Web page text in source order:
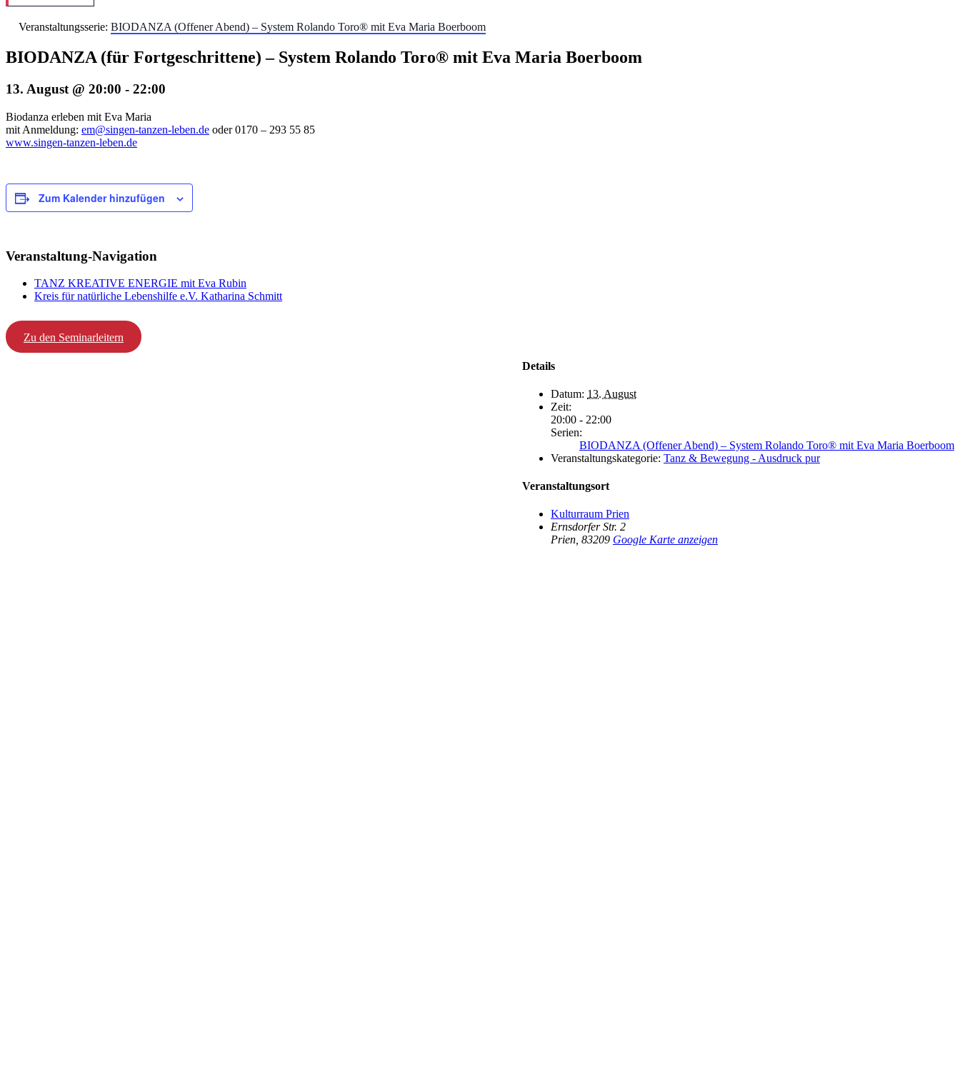
Veranstaltungsserie: BIODANZA (Offener Abend) – System Rolando Toro® mit Eva Maria Boerboom
BIODANZA (für Fortgeschrittene) – System Rolando Toro® mit Eva Maria Boerboom
13. August @ 20:00 - 22:00
Biodanza erleben mit Eva Maria
mit Anmeldung: em@singen-tanzen-leben.de oder 0170 – 293 55 85
www.singen-tanzen-leben.de
Zum Kalender hinzufügen
Veranstaltung-Navigation
TANZ KREATIVE ENERGIE mit Eva Rubin
Kreis für natürliche Lebenshilfe e.V. Katharina Schmitt
Zu den Seminarleitern
Details
Datum: 13. August
Zeit:
20:00 - 22:00
Serien:
BIODANZA (Offener Abend) – System Rolando Toro® mit Eva Maria Boerboom
Veranstaltungskategorie: Tanz & Bewegung - Ausdruck pur
Veranstaltungsort
Kulturraum Prien
Ernsdorfer Str. 2
Prien 83209 Google Karte anzeigen